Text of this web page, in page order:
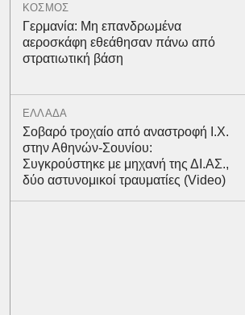
ΚΟΣΜΟΣ
Γερμανία: Μη επανδρωμένα
αεροσκάφη εθεάθησαν πάνω από
στρατιωτική βάση
ΕΛΛΑΔΑ
Σοβαρό τροχαίο από αναστροφή Ι.Χ.
στην Αθηνών-Σουνίου:
Συγκρούστηκε με μηχανή της ΔΙ.ΑΣ.,
δύο αστυνομικοί τραυματίες (Video)